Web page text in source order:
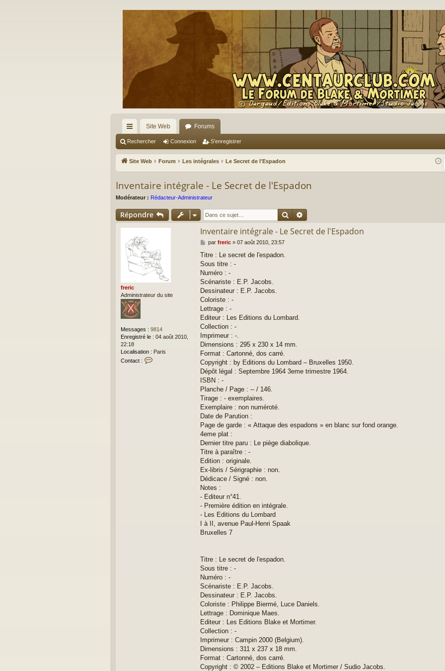
cc
ès
ra
pi
de
Site Web Forums
Rechercher Connexion S’enregistrer
Site Web Forum Les intégrales Le Secret de l'Espadon
Inventaire intégrale - Le Secret de l'Espadon
Modérateur : Rédacteur-Administrateur
Répondre Rechercher
freric
Administrateur du site
Messages : 9814
Enregistré le : 04 août 2010,
22:18
Localisation : Paris
Contact :
Inventaire intégrale - Le Secret de l'Espadon
M
s
s
a
par freric» 07 août 2010, 23:57
Titre : Le secret de l'espadon.
Sous titre : -
Numéro : -
Scénariste : E.P. Jacobs.
Dessinateur : E.P. Jacobs.
Coloriste : -
Lettrage : -
Editeur : Les Editions du Lombard.
Collection : -
Imprimeur : -.
Dimensions : 295 x 230 x 14 mm.
Format : Cartonné, dos carré.
Copyright : by Editions du Lombard – Bruxelles 1950.
Dépôt légal : Septembre 1964 3eme trimestre 1964.
ISBN : -
Planche / Page : -- / 146.
Tirage : - exemplaires.
Exemplaire : non numéroté.
Date de Parution :
Page de garde : « Attaque des espadons » en blanc sur fond orange.
4eme plat :
Dernier titre paru : Le piège diabolique.
Titre à paraître : -
Edition : originale.
Ex-libris / Sérigraphie : non.
Dédicace / Signé : non.
Notes :
- Editeur n°41.
- Première édition en intégrale.
- Les Editions du Lombard
I à II, avenue Paul-Henri Spaak
Bruxelles 7
Titre : Le secret de l'espadon.
Sous titre : -
Numéro : -
Scénariste : E.P. Jacobs.
Dessinateur : E.P. Jacobs.
Coloriste : Philippe Biermé, Luce Daniels.
Lettrage : Dominique Maes.
Editeur : Les Editions Blake et Mortimer.
Collection : -
Imprimeur : Campin 2000 (Belgium).
Dimensions : 311 x 237 x 18 mm.
Format : Cartonné, dos carré.
Copyright : © 2002 – Editions Blake et Mortimer / Sudio Jacobs.